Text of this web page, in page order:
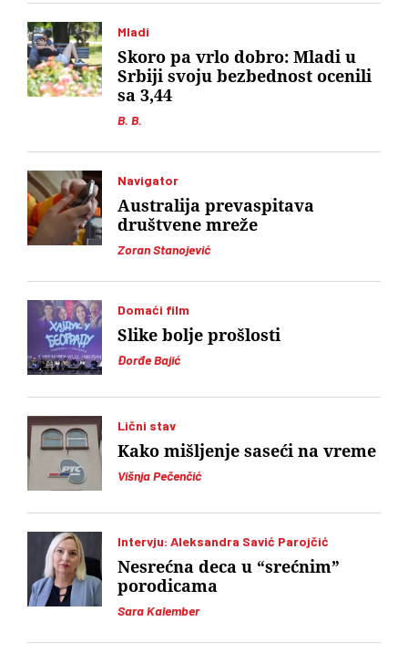
Mladi
B. B.
Skoro pa vrlo dobro: Mladi u
Srbiji svoju bezbednost ocenili
sa 3,44
Navigator
Zoran Stanojević
Australija prevaspitava
društvene mreže
Domaći film
Đorđe Bajić
Slike bolje prošlosti
Lični stav
Višnja Pečenčić
Kako mišljenje saseći na vreme
Intervju: Aleksandra Savić Parojčić
Sara Kalember
Nesrećna deca u “srećnim”
porodicama